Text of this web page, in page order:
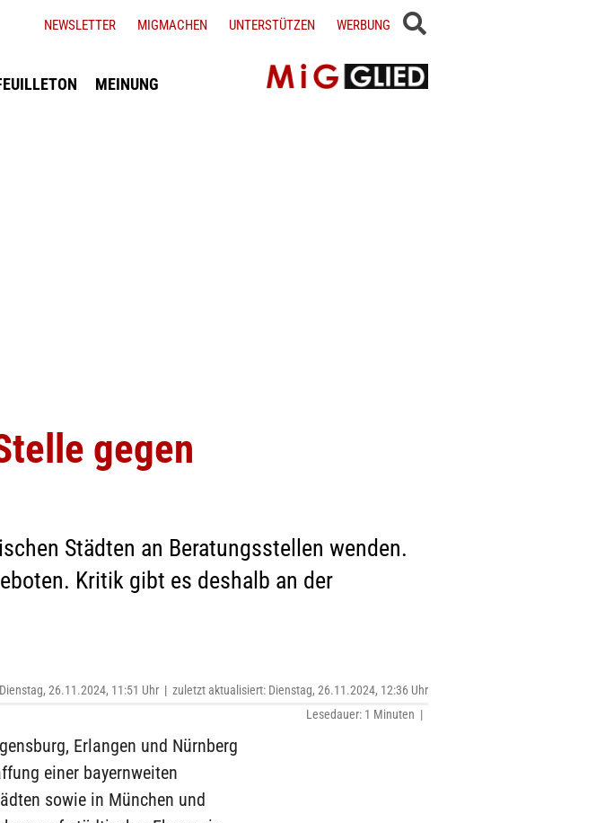
MEINUNG
NEWSLETTER MIGMACHEN UNTERSTÜTZEN WERBUNG
gegen
Städten an Beratungsstellen wenden.
Kritik gibt es deshalb an der
Dienstag, 26.11.2024, 11:51 Uhr | zuletzt aktualisiert: Dienstag, 26.11.2024, 12:36 Uhr
Lesedauer: 1 Minuten |
Erlangen und Nürnberg
einer bayernweiten
sowie in München und